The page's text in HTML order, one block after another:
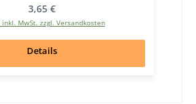
Regulärer Preis:
3,65 €
inkl. MwSt. zzgl. Versandkosten
Details